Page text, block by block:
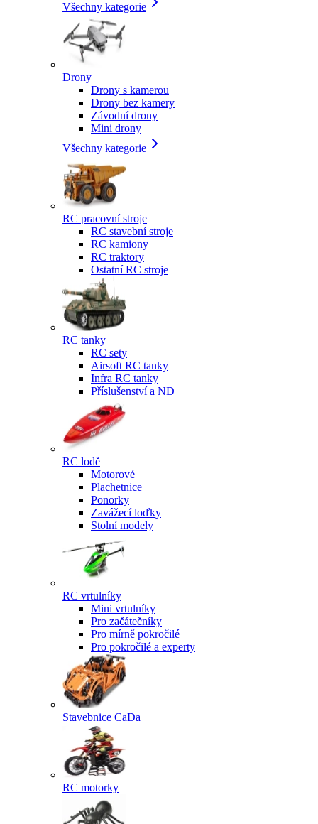
Všechny kategorie
Drony
Drony s kamerou
Drony bez kamery
Závodní drony
Mini drony
Všechny kategorie
RC pracovní stroje
RC stavební stroje
RC kamiony
RC traktory
Ostatní RC stroje
RC tanky
RC sety
Airsoft RC tanky
Infra RC tanky
Příslušenství a ND
RC lodě
Motorové
Plachetnice
Ponorky
Zavážecí loďky
Stolní modely
RC vrtulníky
Mini vrtulníky
Pro začátečníky
Pro mírně pokročilé
Pro pokročilé a experty
Stavebnice CaDa
RC motorky